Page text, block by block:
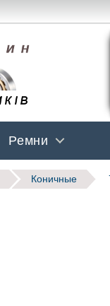
Ремни
Коничные